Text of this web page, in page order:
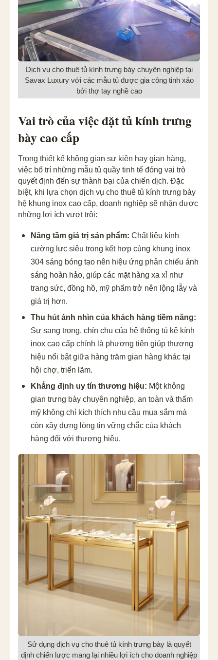
Dịch vụ cho thuê tủ kính trưng bày chuyên nghiệp tại
Savax Luxury với các mẫu tủ được gia công tinh xảo
bởi thợ tay nghề cao
Vai trò của việc đặt tủ kính trưng
bày cao cấp
Trong thiết kế không gian sự kiện hay gian hàng,
việc bố trí những mẫu tủ quầy tinh tế đóng vai trò
quyết định đến sự thành bại của chiến dịch. Đặc
biệt, khi lựa chọn dịch vụ cho thuê tủ kính trưng bày
hệ khung inox cao cấp, doanh nghiệp sẽ nhận được
những lợi ích vượt trội:
Nâng tầm giá trị sản phẩm: Chất liệu kính
cường lực siêu trong kết hợp cùng khung inox
304 sáng bóng tạo nên hiệu ứng phản chiếu ánh
sáng hoàn hảo, giúp các mặt hàng xa xỉ như
trang sức, đồng hồ, mỹ phẩm trở nên lộng lẫy và
giá trị hơn.
Thu hút ánh nhìn của khách hàng tiềm năng:
Sự sang trọng, chỉn chu của hệ thống tủ kệ kính
inox cao cấp chính là phương tiện giúp thương
hiệu nổi bật giữa hàng trăm gian hàng khác tại
hội chợ, triển lãm.
Khẳng định uy tín thương hiệu: Một không
gian trưng bày chuyên nghiệp, an toàn và thẩm
mỹ không chỉ kích thích nhu cầu mua sắm mà
còn xây dựng lòng tin vững chắc của khách
hàng đối với thương hiệu.
Sử dụng dịch vụ cho thuê tủ kính trưng bày là quyết
định chiến lược mang lại nhiều lợi ích cho doanh nghiệp